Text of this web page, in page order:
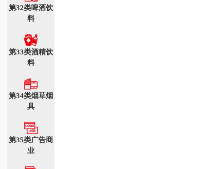
第32类啤酒饮
料
第33类酒精饮
料
第34类烟草烟
具
第35类广告商
业